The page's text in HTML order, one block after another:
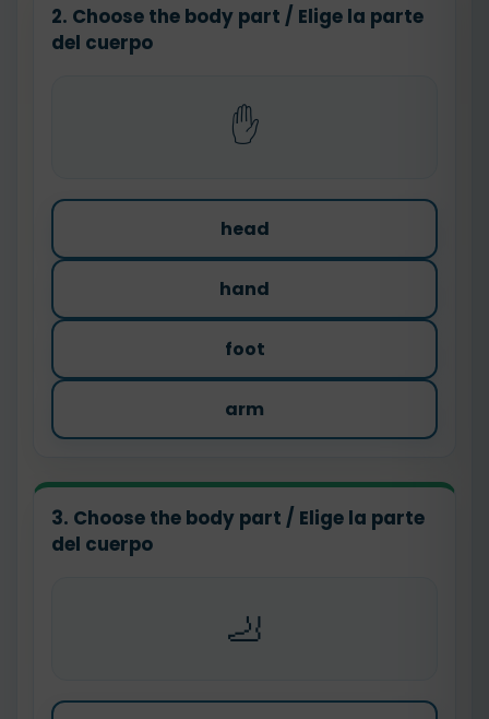
2. Choose the body part / Elige la parte
del cuerpo
✋
head
hand
foot
arm
3. Choose the body part / Elige la parte
del cuerpo
🦶